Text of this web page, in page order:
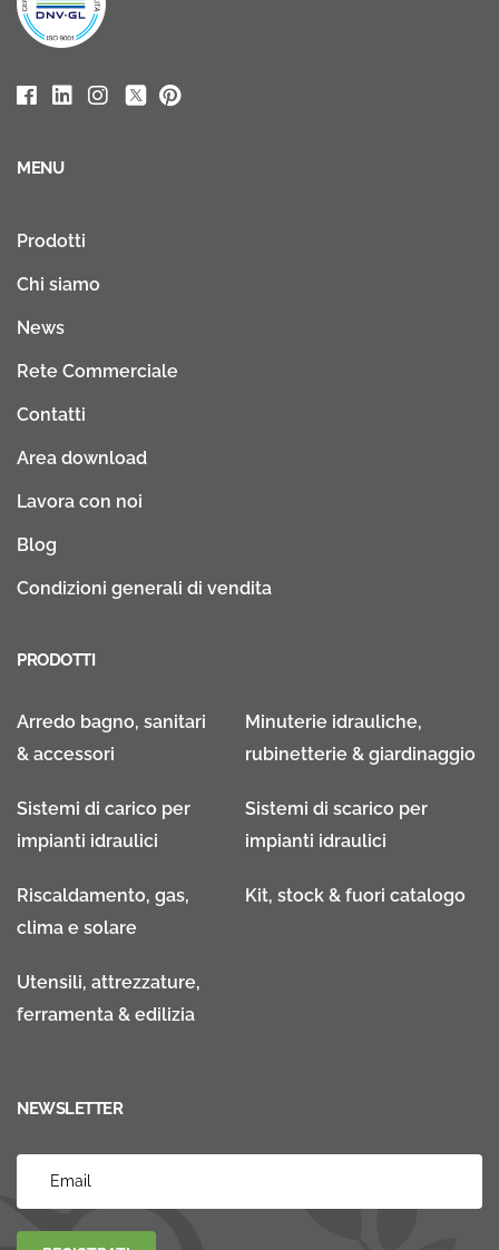
MENU
Prodotti
Chi siamo
News
Rete Commerciale
Contatti
Area download
Lavora con noi
Blog
Condizioni generali di vendita
PRODOTTI
Arredo bagno, sanitari
& accessori
Minuterie idrauliche,
rubinetterie & giardinaggio
Sistemi di carico per
impianti idraulici
Sistemi di scarico per
impianti idraulici
Riscaldamento, gas,
clima e solare
Kit, stock & fuori catalogo
Utensili, attrezzature,
ferramenta & edilizia
NEWSLETTER